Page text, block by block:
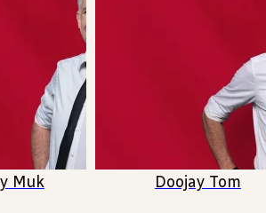
Muk Doojay Tom